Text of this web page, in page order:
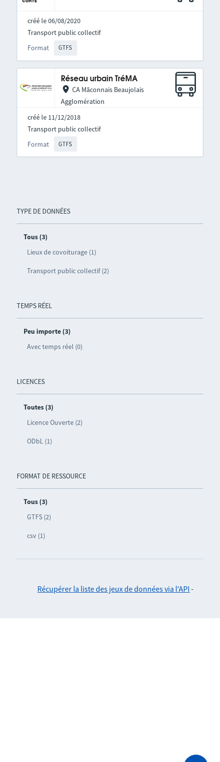
TYPE DE DONNÉES
Tous (3)
Lieux de covoiturage (1)
Transport public collectif (2)
TEMPS RÉEL
Peu importe (3)
Avec temps réel (0)
LICENCES
Toutes (3)
Licence Ouverte (2)
ODbL (1)
FORMAT DE RESSOURCE
Tous (3)
GTFS (2)
csv (1)
créé le 06/08/2020
Format GTFS
Transport public collectif
Réseau urbain TréMA
CA Mâconnais Beaujolais
Agglomération
créé le 11/12/2018
Format GTFS
Transport public collectif
Récupérer la liste des jeux de données via l'API -